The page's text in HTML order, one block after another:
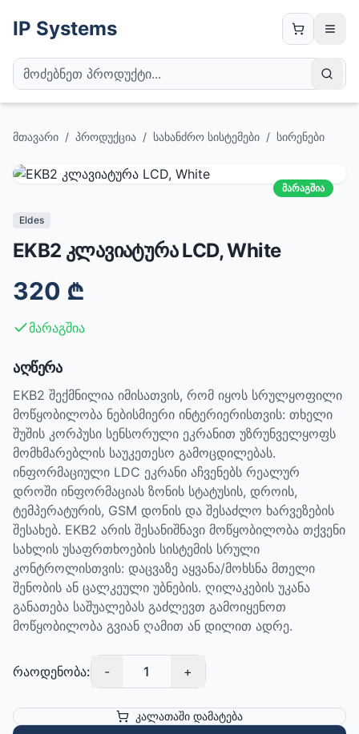
IP Systems
მთავარი / პროდუქცია / სახანძრო სისტემები / სირენები
მარაგშია
Eldes
EKB2 კლავიატურა LCD, White
320 ₾
მარაგშია
აღწერა
EKB2 შექმნილია იმისათვის, რომ იყოს სრულყოფილი
მოწყობილობა ნებისმიერი ინტერიერისთვის: თხელი
შუშის კორპუსი სენსორული ეკრანით უზრუნველყოფს
მომხმარებლის საუკეთესო გამოცდილებას.
ინფორმაციული LDC ეკრანი აჩვენებს რეალურ
დროში ინფორმაციას ზონის სტატუსის, დროის,
ტემპერატურის, GSM დონის და შესაძლო ხარვეზების
შესახებ. EKB2 არის შესანიშნავი მოწყობილობა თქვენი
სახლის უსაფრთხოების სისტემის სრული
კონტროლისთვის: დაცვაზე აყვანა/მოხსნა მთელი
შენობის ან ცალკეული უბნების. ღილაკების უკანა
განათება საშუალებას გაძლევთ გამოიყენოთ
მოწყობილობა გვიან ღამით ან დილით ადრე.
რაოდენობა: - 1 +
კალათაში დამატება